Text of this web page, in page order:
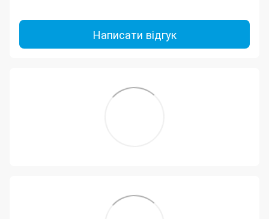
Написати відгук